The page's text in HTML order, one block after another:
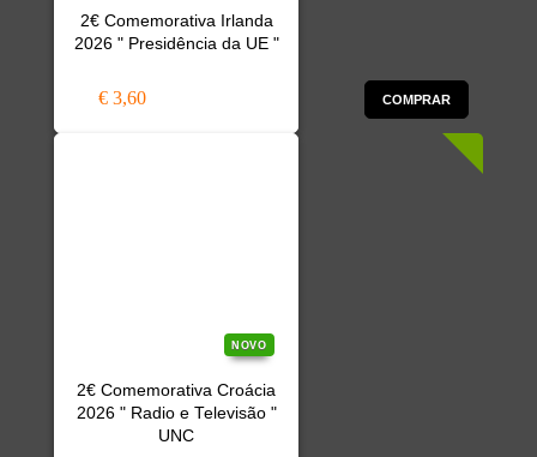
2€ Comemorativa Irlanda
2026 " Presidência da UE "
€ 3,60 COMPRAR
NOVO
2€ Comemorativa Croácia
2026 " Radio e Televisão "
UNC